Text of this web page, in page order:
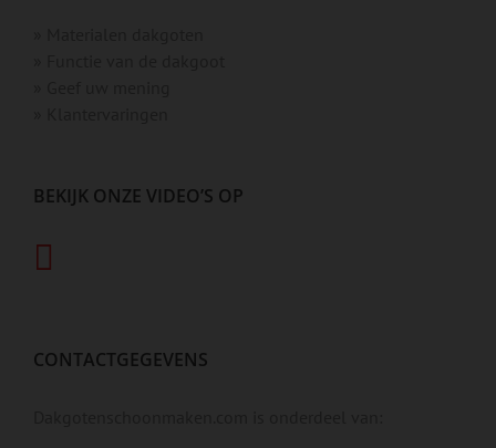
BEKIJK ONZE VIDEO’S OP
CONTACTGEGEVENS